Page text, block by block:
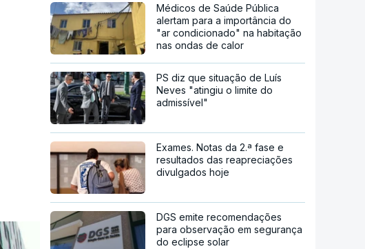
Médicos de Saúde Pública
alertam para a importância do
"ar condicionado" na habitação
nas ondas de calor
PS diz que situação de Luís
Neves "atingiu o limite do
admissível"
Exames. Notas da 2.ª fase e
resultados das reapreciações
divulgados hoje
DGS emite recomendações
para observação em segurança
do eclipse solar